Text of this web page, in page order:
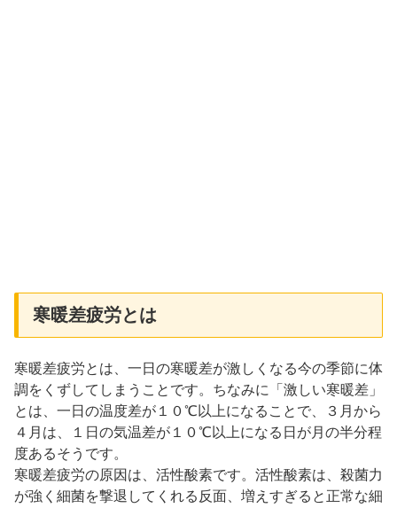
寒暖差疲労とは
寒暖差疲労とは、一日の寒暖差が激しくなる今の季節に体
調をくずしてしまうことです。ちなみに「激しい寒暖差」
とは、一日の温度差が１０℃以上になることで、３月から
４月は、１日の気温差が１０℃以上になる日が月の半分程
度あるそうです。
寒暖差疲労の原因は、活性酸素です。活性酸素は、殺菌力
が強く細菌を撃退してくれる反面、増えすぎると正常な細